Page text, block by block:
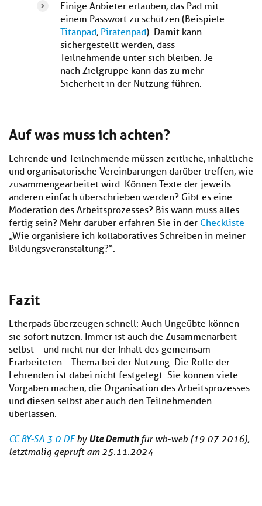
Einige Anbieter erlauben, das Pad mit
einem Passwort zu schützen (Beispiele:
Titanpad, Piratenpad). Damit kann
sichergestellt werden, dass
Teilnehmende unter sich bleiben. Je
nach Zielgruppe kann das zu mehr
Sicherheit in der Nutzung führen.
Auf was muss ich achten?
Lehrende und Teilnehmende müssen zeitliche, inhaltliche
und organisatorische Vereinbarungen darüber treffen, wie
zusammengearbeitet wird: Können Texte der jeweils
anderen einfach überschrieben werden? Gibt es eine
Moderation des Arbeitsprozesses? Bis wann muss alles
fertig sein? Mehr darüber erfahren Sie in der Checkliste
„Wie organisiere ich kollaboratives Schreiben in meiner
Bildungsveranstaltung?“.
Fazit
Etherpads überzeugen schnell: Auch Ungeübte können
sie sofort nutzen. Immer ist auch die Zusammenarbeit
selbst – und nicht nur der Inhalt des gemeinsam
Erarbeiteten – Thema bei der Nutzung. Die Rolle der
Lehrenden ist dabei nicht festgelegt: Sie können viele
Vorgaben machen, die Organisation des Arbeitsprozesses
und diesen selbst aber auch den Teilnehmenden
überlassen.
CC BY-SA 3.0 DEby Ute Demuth für wb-web (19.07.2016),
letztmalig geprüft am 25.11.2024